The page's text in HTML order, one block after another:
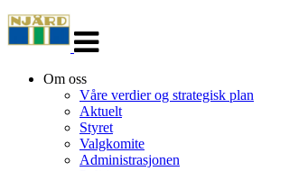
navigasjon
Om oss
Våre verdier og strategisk plan
Aktuelt
Styret
Valgkomite
Administrasjonen